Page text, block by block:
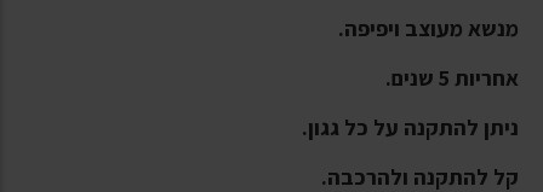
מנשא מעוצב ויפיפה.
אחריות 5 שנים.
ניתן להתקנה על כל גגון.
קל להתקנה ולהרכבה.